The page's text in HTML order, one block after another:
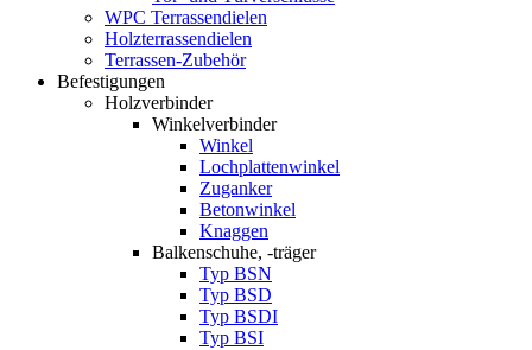
WPC Terrassendielen
Holzterrassendielen
Terrassen-Zubehör
Befestigungen
Holzverbinder
Winkelverbinder
Winkel
Lochplattenwinkel
Zuganker
Betonwinkel
Knaggen
Balkenschuhe, -träger
Typ BSN
Typ BSD
Typ BSDI
Typ BSI